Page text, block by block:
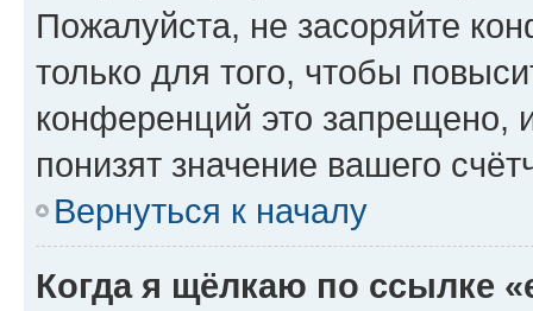
Пожалуйста, не засоряйте
только для того, чтобы
конференций это запрещено,
понизят значение вашего
Вернуться к началу
Когда я щёлкаю по ссылке